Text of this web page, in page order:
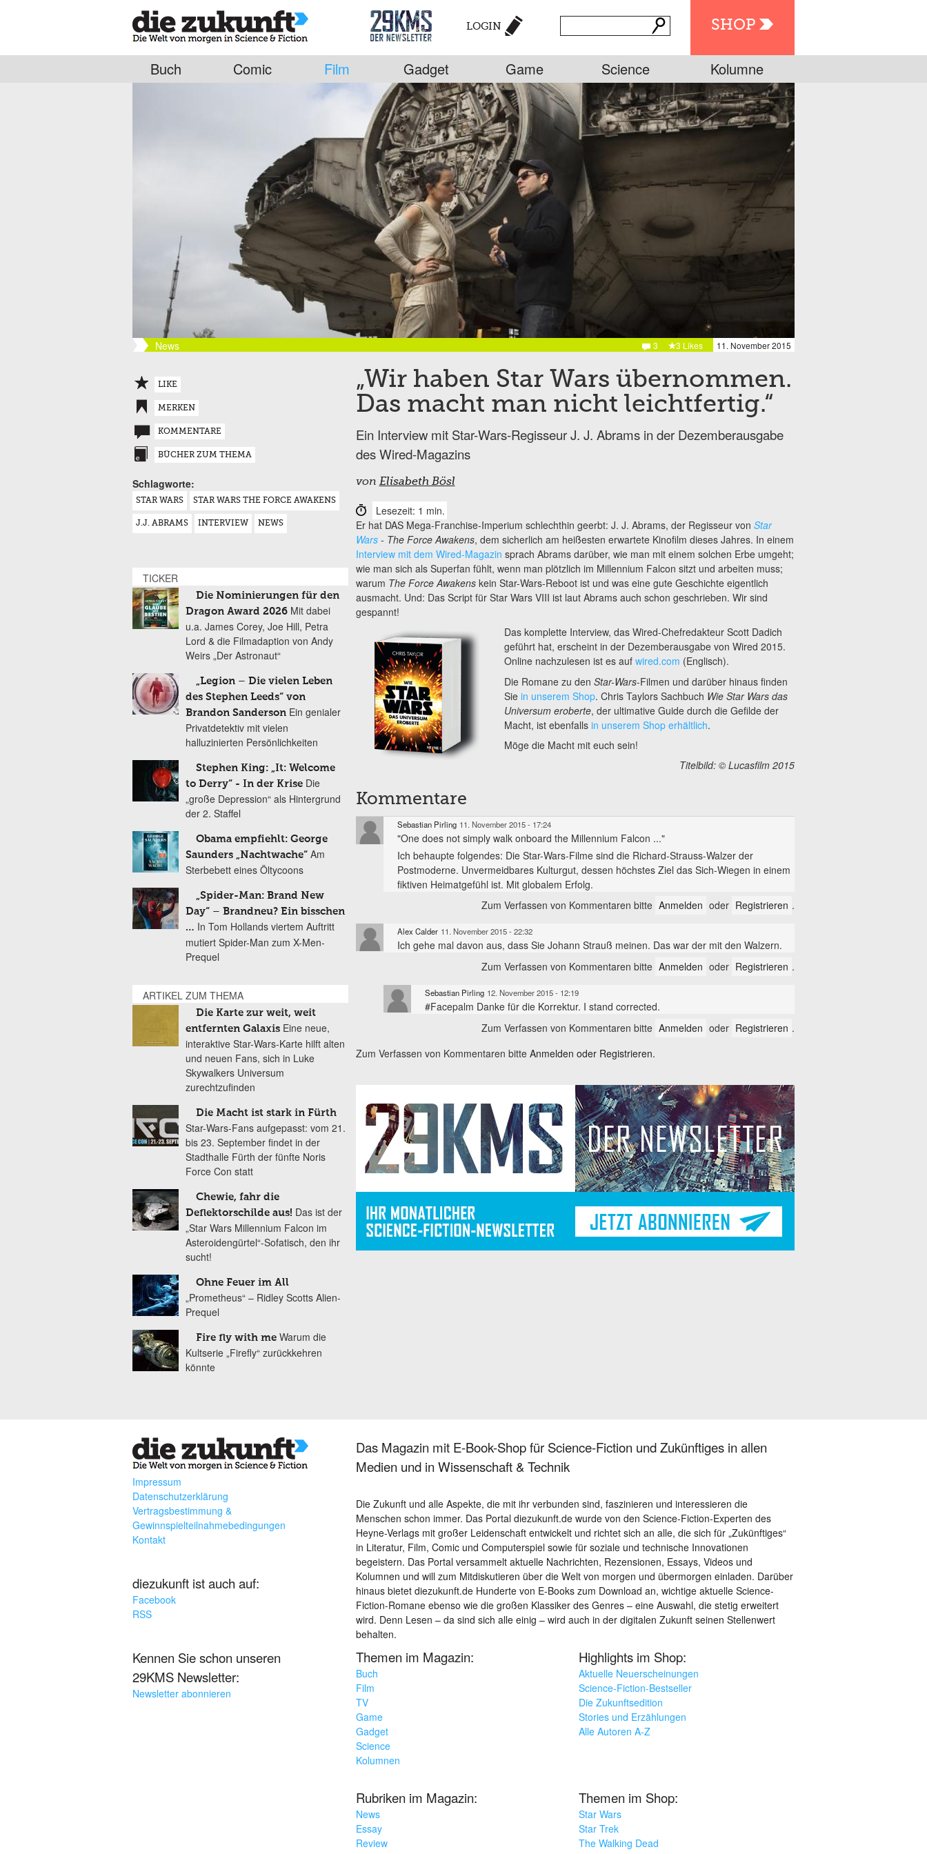
SHOP
LOGIN
Buch Comic Film Gadget Game Science Kolumne
News 11. November 2015
3 Likes
3
„Wir haben Star Wars übernommen.
Das macht man nicht leichtfertig.“
Ein Interview mit Star-Wars-Regisseur J. J. Abrams in der Dezemberausgabe
des Wired-Magazins
von Elisabeth Bösl
Lesezeit: 1 min.
Er hat DAS Mega-Franchise-Imperium schlechthin geerbt: J. J. Abrams, der Regisseur von Star
Wars- The Force Awakens, dem sicherlich am heißesten erwartete Kinofilm dieses Jahres. In einem
Interview mit dem Wired-Magazin sprach Abrams darüber, wie man mit einem solchen Erbe umgeht;
wie man sich als Superfan fühlt, wenn man plötzlich im Millennium Falcon sitzt und arbeiten muss;
warum The Force Awakenskein Star-Wars-Reboot ist und was eine gute Geschichte eigentlich
ausmacht. Und: Das Script für Star Wars VIII ist laut Abrams auch schon geschrieben. Wir sind
gespannt!
Das komplette Interview, das Wired-Chefredakteur Scott Dadich
geführt hat, erscheint in der Dezemberausgabe von Wired 2015.
Online nachzulesen ist es aufwired.com (Englisch).
Die Romane zu denStar-Wars-Filmen und darüber hinaus finden
Siein unserem Shop. Chris Taylors Sachbuch Wie Star Wars das
Universum eroberte, der ultimative Guide durch die Gefilde der
Macht, ist ebenfallsin unserem Shop erhältlich.
Möge die Macht mit euch sein!
Titelbild: © Lucasfilm 2015
Kommentare
Sebastian Pirling 11. November 2015 - 17:24
"One does not simply walk onboard the Millennium Falcon ..."
Ich behaupte folgendes: Die Star-Wars-Filme sind die Richard-Strauss-Walzer der
Postmoderne. Unvermeidbares Kulturgut, dessen höchstes Ziel das Sich-Wiegen in einem
fiktiven Heimatgefühl ist. Mit globalem Erfolg.
Zum Verfassen von Kommentaren bitte Anmelden oder Registrieren .
Alex Calder 11. November 2015 - 22:32
Ich gehe mal davon aus, dass Sie Johann Strauß meinen. Das war der mit den Walzern.
Zum Verfassen von Kommentaren bitte Anmelden oder Registrieren .
Sebastian Pirling 12. November 2015 - 12:19
#Facepalm Danke für die Korrektur. I stand corrected.
Zum Verfassen von Kommentaren bitte Anmelden oder Registrieren .
Zum Verfassen von Kommentaren bitte Anmelden oder Registrieren.
LIKE
MERKEN
KOMMENTARE
BÜCHER ZUM THEMA
Schlagworte:
STAR WARS STAR WARS THE FORCE AWAKENS
J.J. ABRAMS INTERVIEW NEWS
TICKER
Die Nominierungen für den
Dragon Award 2026 Mit dabei
u.a. James Corey, Joe Hill, Petra
Lord & die Filmadaption von Andy
Weirs „Der Astronaut“
„Legion – Die vielen Leben
des Stephen Leeds“ von
Brandon Sanderson Ein genialer
Privatdetektiv mit vielen
halluzinierten Persönlichkeiten
Stephen King: „It: Welcome
to Derry“ - In der Krise Die
„große Depression“ als Hintergrund
der 2. Staffel
Obama empfiehlt: George
Saunders „Nachtwache“ Am
Sterbebett eines Öltycoons
„Spider-Man: Brand New
Day“ – Brandneu? Ein bisschen
… In Tom Hollands viertem Auftritt
mutiert Spider-Man zum X-Men-
Prequel
ARTIKEL ZUM THEMA
Die Karte zur weit, weit
entfernten Galaxis Eine neue,
interaktive Star-Wars-Karte hilft alten
und neuen Fans, sich in Luke
Skywalkers Universum
zurechtzufinden
Die Macht ist stark in Fürth
Star-Wars-Fans aufgepasst: vom 21.
bis 23. September findet in der
Stadthalle Fürth der fünfte Noris
Force Con statt
Chewie, fahr die
Deflektorschilde aus! Das ist der
„Star Wars Millennium Falcon im
Asteroidengürtel“-Sofatisch, den ihr
sucht!
Ohne Feuer im All
„Prometheus“ – Ridley Scotts Alien-
Prequel
Fire fly with me Warum die
Kultserie „Firefly“ zurückkehren
könnte
Impressum
Datenschutzerklärung
Vertragsbestimmung &
Gewinnspielteilnahmebedingungen
Kontakt
diezukunft ist auch auf:
Facebook
RSS
Kennen Sie schon unseren
29KMS Newsletter:
Newsletter abonnieren
Das Magazin mit E-Book-Shop für Science-Fiction und Zukünftiges in allen
Medien und in Wissenschaft & Technik
Die Zukunft und alle Aspekte, die mit ihr verbunden sind, faszinieren und interessieren die
Menschen schon immer. Das Portal diezukunft.de wurde von den Science-Fiction-Experten des
Heyne-Verlags mit großer Leidenschaft entwickelt und richtet sich an alle, die sich für „Zukünftiges“
in Literatur, Film, Comic und Computerspiel sowie für soziale und technische Innovationen
begeistern. Das Portal versammelt aktuelle Nachrichten, Rezensionen, Essays, Videos und
Kolumnen und will zum Mitdiskutieren über die Welt von morgen und übermorgen einladen. Darüber
hinaus bietet diezukunft.de Hunderte von E-Books zum Download an, wichtige aktuelle Science-
Fiction-Romane ebenso wie die großen Klassiker des Genres – eine Auswahl, die stetig erweitert
wird. Denn Lesen – da sind sich alle einig – wird auch in der digitalen Zukunft seinen Stellenwert
behalten.
Themen im Magazin:
Buch
Film
TV
Game
Gadget
Science
Kolumnen
Highlights im Shop:
Aktuelle Neuerscheinungen
Science-Fiction-Bestseller
Die Zukunftsedition
Stories und Erzählungen
Alle Autoren A-Z
Rubriken im Magazin:
News
Essay
Review
Themen im Shop:
Star Wars
Star Trek
The Walking Dead